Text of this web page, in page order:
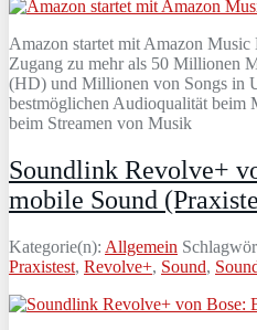
Amazon startet mit Amazon
Zugang zu mehr als 50 Millionen
(HD) und Millionen von Songs in
bestmöglichen Audioqualität beim
beim Streamen von Musik
Soundlink Revolve+
mobile Sound
Kategorie(n): Allgemein
Praxistest, Revolve+, Sound,